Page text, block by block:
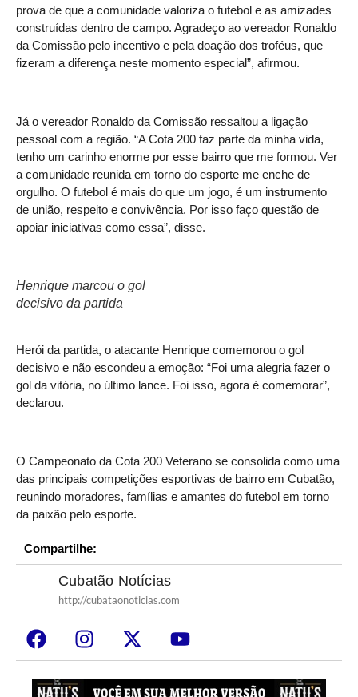
prova de que a comunidade valoriza o futebol e as amizades
construídas dentro de campo. Agradeço ao vereador Ronaldo
da Comissão pelo incentivo e pela doação dos troféus, que
fizeram a diferença neste momento especial”, afirmou.
Já o vereador Ronaldo da Comissão ressaltou a ligação
pessoal com a região. “A Cota 200 faz parte da minha vida,
tenho um carinho enorme por esse bairro que me formou. Ver
a comunidade reunida em torno do esporte me enche de
orgulho. O futebol é mais do que um jogo, é um instrumento
de união, respeito e convivência. Por isso faço questão de
apoiar iniciativas como essa”, disse.
Henrique marcou o gol
decisivo da partida
Herói da partida, o atacante Henrique comemorou o gol
decisivo e não escondeu a emoção: “Foi uma alegria fazer o
gol da vitória, no último lance. Foi isso, agora é comemorar”,
declarou.
O Campeonato da Cota 200 Veterano se consolida como uma
das principais competições esportivas de bairro em Cubatão,
reunindo moradores, famílias e amantes do futebol em torno
da paixão pelo esporte.
Compartilhe:
Cubatão Notícias
http://cubataonoticias.com